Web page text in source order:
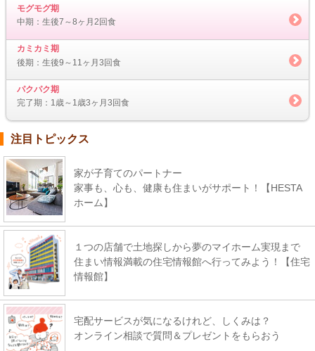
モグモグ期
中期：生後7～8ヶ月2回食
カミカミ期
後期：生後9～11ヶ月3回食
パクパク期
完了期：1歳～1歳3ヶ月3回食
注目トピックス
家が子育てのパートナー
家事も、心も、健康も住まいがサポート！【HESTA
ホーム】
１つの店舗で土地探しから夢のマイホーム実現まで
住まい情報満載の住宅情報館へ行ってみよう！【住宅
情報館】
宅配サービスが気になるけれど、しくみは？
オンライン相談で質問＆プレゼントをもらおう